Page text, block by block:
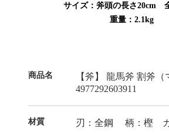
サイズ：斧頭の長さ20cm
重量：2.1kg
商品名
【斧】 龍馬斧 割斧
4977292603911
材質 刃：全鋼 柄：樫 カ